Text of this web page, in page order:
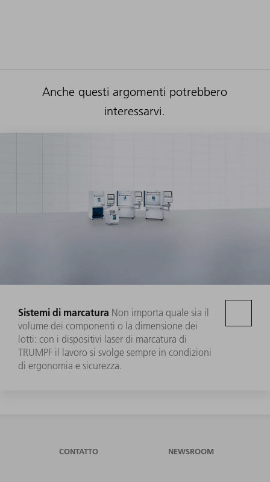
Anche questi argomenti potrebbero
interessarvi.
Sistemi di marcatura Non importa quale sia il
volume dei componenti o la dimensione dei
lotti: con i dispositivi laser di marcatura di
TRUMPF il lavoro si svolge sempre in condizioni
di ergonomia e sicurezza.
CONTATTO NEWSROOM